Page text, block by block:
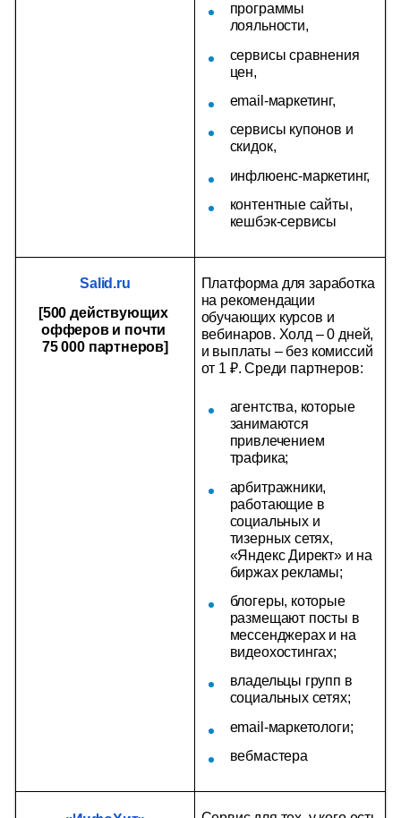
программы
лояльности,
сервисы сравнения
цен,
email-маркетинг,
сервисы купонов и
скидок,
инфлюенс-маркетинг,
контентные сайты,
кешбэк-сервисы
Salid.ru
[500 действующих
офферов и почти
75 000 партнеров]
Платформа для заработка
на рекомендации
обучающих курсов и
вебинаров. Холд – 0 дней,
и выплаты – без комиссий
от 1 ₽. Среди партнеров:
агентства, которые
занимаются
привлечением
трафика;
арбитражники,
работающие в
социальных и
тизерных сетях,
«Яндекс Директ» и на
биржах рекламы;
блогеры, которые
размещают посты в
мессенджерах и на
видеохостингах;
владельцы групп в
социальных сетях;
email-маркетологи;
вебмастера